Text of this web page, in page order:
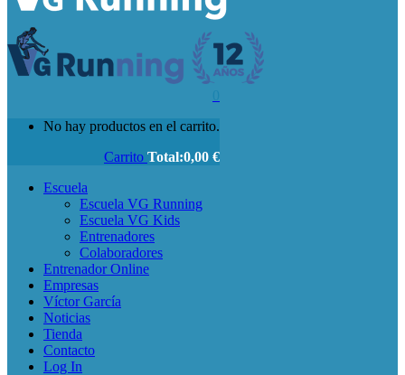
No hay productos en el carrito.
Carrito Total:0,00 €
Escuela
Escuela VG Running
Escuela VG Kids
Entrenadores
Colaboradores
Entrenador Online
Empresas
Víctor García
Noticias
Tienda
Contacto
Log In